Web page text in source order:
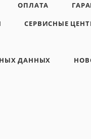
ОПЛАТА
СЕРВИСНЫЕ
ДАННЫХ